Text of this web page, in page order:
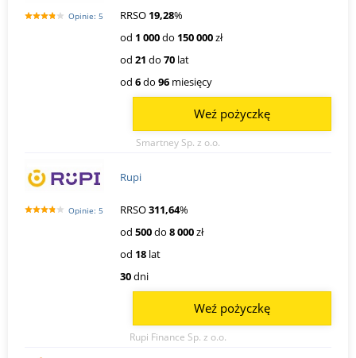
Opinie: 5 RRSO 19,28%
od 1 000do 150 000zł
od 21 do 70 lat
od 6do 96 miesięcy
Smartney Sp. z o.o.
Weź pożyczkę
Opinie: 5
Rupi
RRSO311,64%
od 500do 8 000zł
od 18 lat
30dni
Rupi Finance Sp. z o.o.
Weź pożyczkę